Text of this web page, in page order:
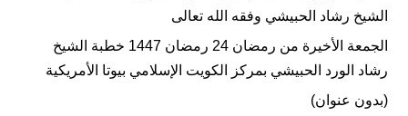
الشيخ رشاد الحبيشي وفقه الله تعالى
الجمعة الأخيرة من رمضان 24 رمضان 1447 خطبة الشيخ
رشاد الورد الحبيشي بمركز الكويت الإسلامي بيوتا الأمريكية
(بدون عنوان)